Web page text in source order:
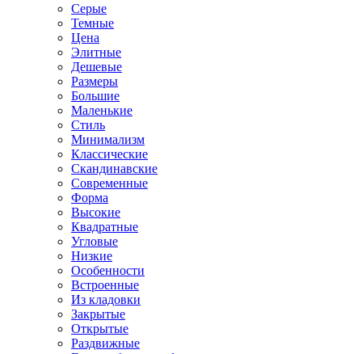
Серые
Темные
Цена
Элитные
Дешевые
Размеры
Большие
Маленькие
Стиль
Минимализм
Классические
Скандинавские
Современные
Форма
Высокие
Квадратные
Угловые
Низкие
Особенности
Встроенные
Из кладовки
Закрытые
Открытые
Раздвижные